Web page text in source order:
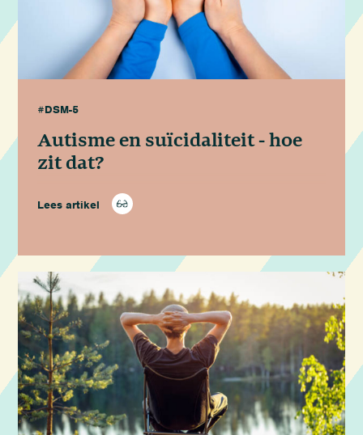
#DSM-5
Autisme en suïcidaliteit - hoe
zit dat?
Lees artikel